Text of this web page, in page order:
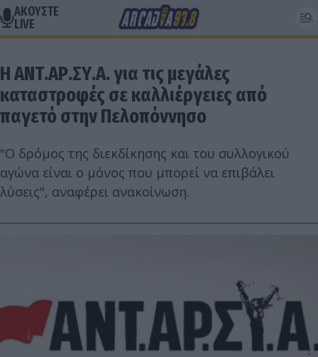
ΑΚΟΥΣΤΕ
LIVE
Η ΑΝΤ.ΑΡ.ΣΥ.Α. για τις μεγάλες
καταστροφές σε καλλιέργειες από
παγετό στην Πελοπόννησο
"Ο δρόμος της διεκδίκησης και του συλλογικού
αγώνα είναι ο μόνος που μπορεί να επιβάλει
λύσεις", αναφέρει ανακοίνωση.